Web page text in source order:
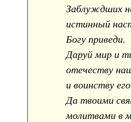
Заблуждших
истинный
Богу приведи.
Даруй мир и
отечеству
и воинству
Да твоими
молитвами в